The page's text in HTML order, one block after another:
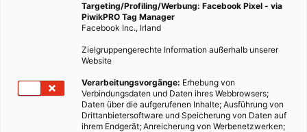
Targeting/Profiling/Werbung: Facebook Pixel - via
PiwikPRO Tag Manager
Facebook Inc., Irland
Zielgruppengerechte Information außerhalb unserer
Website
Verarbeitungsvorgänge: Erhebung von
Verbindungsdaten und Daten ihres Webbrowsers;
Daten über die aufgerufenen Inhalte; Ausführung von
Drittanbietersoftware und Speicherung von Daten auf
ihrem Endgerät; Anreicherung von Werbenetzwerken;